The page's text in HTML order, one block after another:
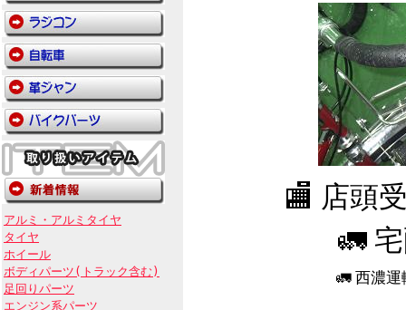
アルミ・アルミタイヤ
タイヤ
ホイール
ボディパーツ(トラック含む)
足回りパーツ
エンジン系パーツ
🏬 店頭
🚛
🚛 西濃